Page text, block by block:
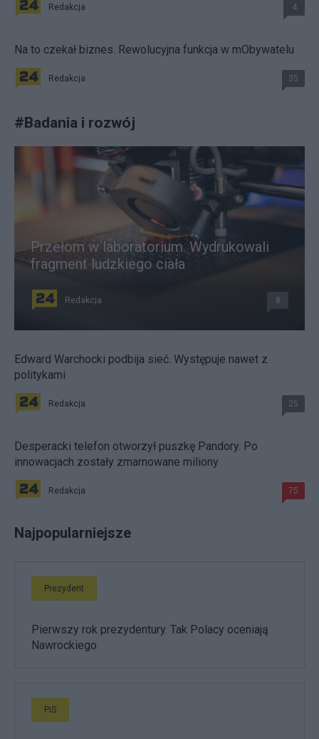
Redakcja 4
Na to czekał biznes. Rewolucyjna funkcja w mObywatelu
Redakcja 35
#Badania i rozwój
Przełom w laboratorium. Wydrukowali
fragment ludzkiego ciała
Redakcja 8
Edward Warchocki podbija sieć. Występuje nawet z
politykami
Redakcja 25
Desperacki telefon otworzył puszkę Pandory. Po
innowacjach zostały zmarnowane miliony
Redakcja 75
Najpopularniejsze
Prezydent
Pierwszy rok prezydentury. Tak Polacy oceniają
Nawrockiego
PiS